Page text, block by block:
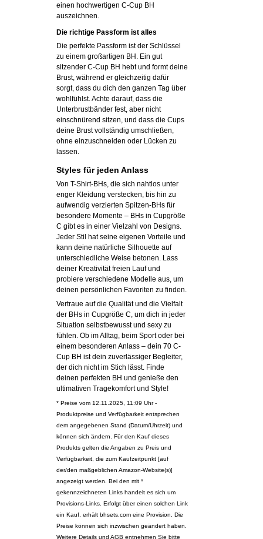
einen hochwertigen C-Cup BH
auszeichnen.
Die richtige Passform ist alles
Die perfekte Passform ist der Schlüssel
zu einem großartigen BH. Ein gut
sitzender C-Cup BH hebt und formt deine
Brust, während er gleichzeitig dafür
sorgt, dass du dich den ganzen Tag über
wohlfühlst. Achte darauf, dass die
Unterbrustbänder fest, aber nicht
einschnürend sitzen, und dass die Cups
deine Brust vollständig umschließen,
ohne einzuschneiden oder Lücken zu
lassen.
Styles für jeden Anlass
Von T-Shirt-BHs, die sich nahtlos unter
enger Kleidung verstecken, bis hin zu
aufwendig verzierten Spitzen-BHs für
besondere Momente – BHs in Cupgröße
C gibt es in einer Vielzahl von Designs.
Jeder Stil hat seine eigenen Vorteile und
kann deine natürliche Silhouette auf
unterschiedliche Weise betonen. Lass
deiner Kreativität freien Lauf und
probiere verschiedene Modelle aus, um
deinen persönlichen Favoriten zu finden.
Vertraue auf die Qualität und die Vielfalt
der BHs in Cupgröße C, um dich in jeder
Situation selbstbewusst und sexy zu
fühlen. Ob im Alltag, beim Sport oder bei
einem besonderen Anlass – dein 70 C-
Cup BH ist dein zuverlässiger Begleiter,
der dich nicht im Stich lässt. Finde
deinen perfekten BH und genieße den
ultimativen Tragekomfort und Style!
* Preise vom 12.11.2025, 11:09 Uhr -
Produktpreise und Verfügbarkeit entsprechen
dem angegebenen Stand (Datum/Uhrzeit) und
können sich ändern. Für den Kauf dieses
Produkts gelten die Angaben zu Preis und
Verfügbarkeit, die zum Kaufzeitpunkt [auf
der/den maßgeblichen Amazon-Website(s)]
angezeigt werden. Bei den mit *
gekennzeichneten Links handelt es sich um
Provisions-Links. Erfolgt über einen solchen Link
ein Kauf, erhält bhsets.com eine Provision. Die
Preise können sich inzwischen geändert haben.
Weitere Details und AGB entnehmen Sie bitte